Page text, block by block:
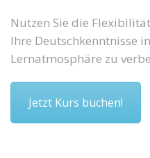
Nutzen Sie die
Ihre Deutschkenntnisse
Lernatmosphäre zu
Jetzt Kurs buchen!